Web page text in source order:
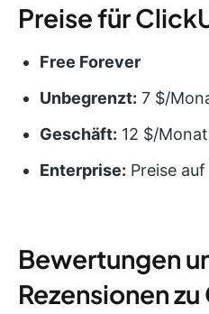
Preise für
Free Forever
Unbegrenzt: 7 $/
Geschäft: 12 $/
Enterprise: Preise
Bewertungen
Rezensionen